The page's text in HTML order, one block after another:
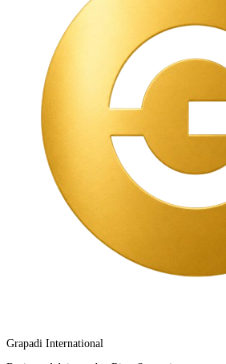
Grapadi International